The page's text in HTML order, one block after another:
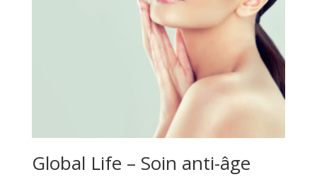
Global Life – Soin anti-âge